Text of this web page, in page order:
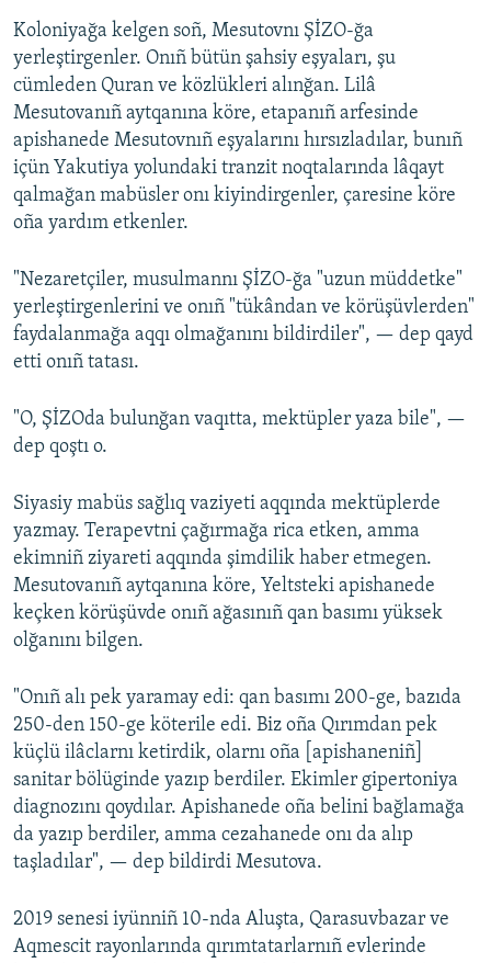
Koloniyağa kelgen soñ, Mesutovnı ŞİZO-ğa
yerleştirgenler. Onıñ bütün şahsiy eşyaları, şu
cümleden Quran ve közlükleri alınğan. Lilâ
Mesutovanıñ aytqanına köre, etapanıñ arfesinde
apishanede Mesutovnıñ eşyalarını hırsızladılar, bunıñ
içün Yakutiya yolundaki tranzit noqtalarında lâqayt
qalmağan mabüsler onı kiyindirgenler, çaresine köre
oña yardım etkenler.
"Nezaretçiler, musulmannı ŞİZO-ğa "uzun müddetke"
yerleştirgenlerini ve onıñ "tükândan ve körüşüvlerden"
faydalanmağa aqqı olmağanını bildirdiler", — dep qayd
etti onıñ tatası.
"O, ŞİZOda bulunğan vaqıtta, mektüpler yaza bile", —
dep qoştı o.
Siyasiy mabüs sağlıq vaziyeti aqqında mektüplerde
yazmay. Terapevtni çağırmağa rica etken, amma
ekimniñ ziyareti aqqında şimdilik haber etmegen.
Mesutovanıñ aytqanına köre, Yeltsteki apishanede
keçken körüşüvde onıñ ağasınıñ qan basımı yüksek
olğanını bilgen.
"Onıñ alı pek yaramay edi: qan basımı 200-ge, bazıda
250-den 150-ge köterile edi. Biz oña Qırımdan pek
küçlü ilâclarnı ketirdik, olarnı oña [apishaneniñ]
sanitar bölüginde yazıp berdiler. Ekimler gipertoniya
diagnozını qoydılar. Apishanede oña belini bağlamağa
da yazıp berdiler, amma cezahanede onı da alıp
taşladılar", — dep bildirdi Mesutova.
2019 senesi iyünniñ 10-nda Aluşta, Qarasuvbazar ve
Aqmescit rayonlarında qırımtatarlarnıñ evlerinde